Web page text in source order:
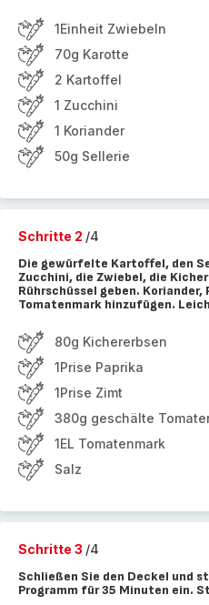
1Einheit Zwiebeln
70g Karotte
2 Kartoffel
1 Zucchini
1 Koriander
50g Sellerie
Schritte 2 /4
Die gewürfelte Kartoffel, den
Zucchini, die Zwiebel, die
Rührschüssel geben.
Tomatenmark hinzufügen.
80g Kichererbsen
1Prise Paprika
1Prise Zimt
380g geschälte
1EL Tomatenmark
Salz
Schritte 3 /4
Schließen Sie den Deckel und
Programm für 35 Minuten ein.